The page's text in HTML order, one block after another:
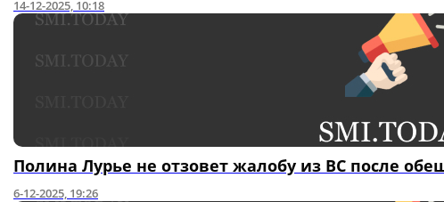
14-12-2025, 10:18
Полина Лурье не отзовет жалобу из ВС после
6-12-2025, 19:26